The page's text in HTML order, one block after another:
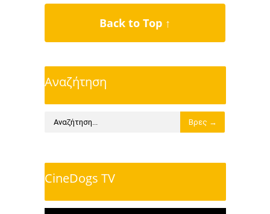
Back to Top ↑
Αναζήτηση
CineDogs TV